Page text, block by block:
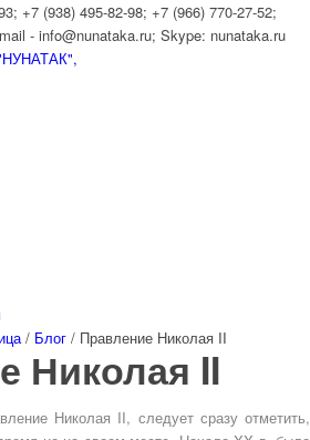
+7 (938) 495-82-98; +7 (966) 770-27-52;
- info@nunataka.ru; Skype: nunataka.ru
/ Блог / Правление Николая II
Николая II
Николая II, следует сразу отметить,